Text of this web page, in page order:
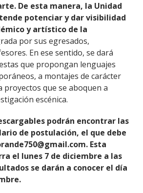
De esta manera, la Unidad
potenciar y dar visibilidad
y artístico de la
por sus egresados,
En ese sentido, se dará
que propongan lenguajes
a montajes de carácter
proyectos que se aboquen a
escénica.
podrán encontrar las
de postulación, el que debe
Esta
el lunes 7 de diciembre a las
se darán a conocer el día